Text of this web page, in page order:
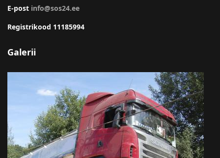
E-post info@sos24.ee
Registrikood 11185994
Galerii